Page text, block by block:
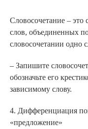
Словосочетание – это
слов, объединенных
словосочетании одно
– Запишите
обозначьте его
зависимому слову.
4. Дифференциация
«предложение»